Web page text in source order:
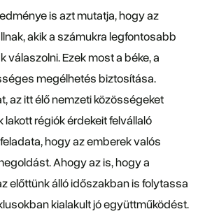
is azt mutatja, hogy az
akik a számukra legfontosabb
válaszolni. Ezek most a béke, a
megélhetés biztosítása.
az itt élő nemzeti közösségeket
lakott régiók érdekeit felvállaló
hogy az emberek valós
Ahogy az is, hogy a
előttünk álló időszakban is folytassa
kialakult jó együttműködést.